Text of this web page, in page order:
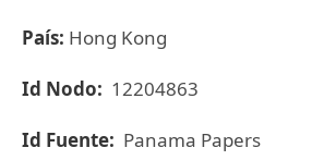
País: Hong Kong
Id Nodo: 12204863
Id Fuente: Panama Papers